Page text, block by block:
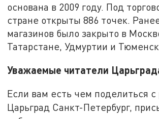
основана в 2009 году. Под
стране открыты 886 точек.
магазинов было закрыто в
Татарстане, Удмуртии и
Уважаемые читатели
Если вам есть чем поделиться
Царьград Санкт-Петербург,